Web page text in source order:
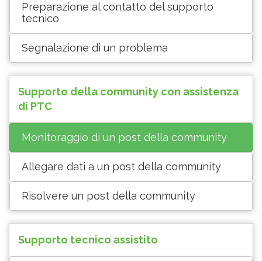
Preparazione al contatto del supporto
tecnico
Segnalazione di un problema
Supporto della community con assistenza
di PTC
Monitoraggio di un post della community
Allegare dati a un post della community
Risolvere un post della community
Supporto tecnico assistito